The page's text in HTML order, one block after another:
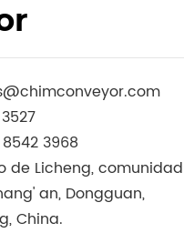
3968
de Licheng, comunidad
an, Dongguan,
China.